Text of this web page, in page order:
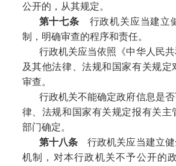
公开的，从其规定。
第十七条 行政机关应当建立
制，明确审查的程序和责任。
行政机关应当依照《中华人民
及其他法律、法规和国家有关规
审查。
行政机关不能确定政府信息是
律、法规和国家有关规定报有关主
部门确定。
第十八条 行政机关应当建立健
机制，对本行政机关不予公开的